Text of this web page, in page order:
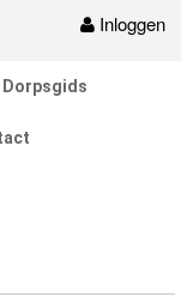
Inloggen
Dorpsgids